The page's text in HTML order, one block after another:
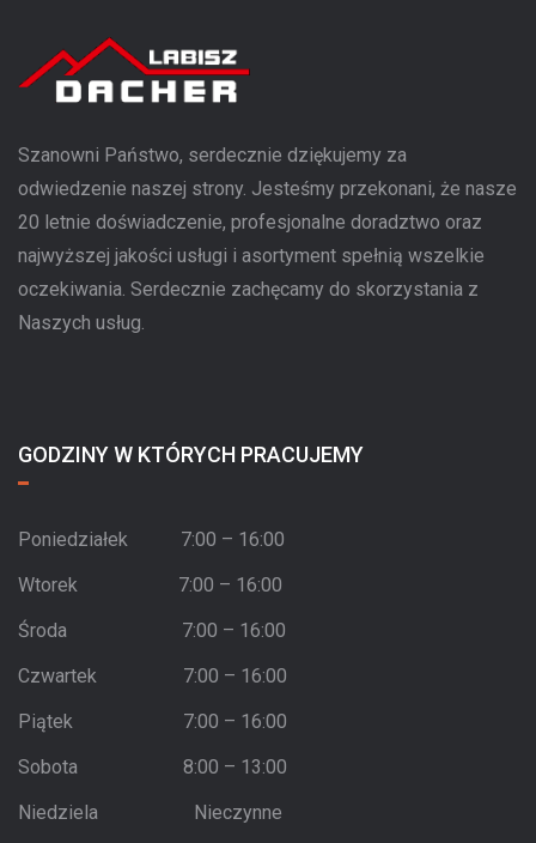
Szanowni Państwo, serdecznie dziękujemy za
odwiedzenie naszej strony. Jesteśmy przekonani, że nasze
20 letnie doświadczenie, profesjonalne doradztwo oraz
najwyższej jakości usługi i asortyment spełnią wszelkie
oczekiwania. Serdecznie zachęcamy do skorzystania z
Naszych usług.
GODZINY W KTÓRYCH PRACUJEMY
Poniedziałek 7:00 – 16:00
Wtorek 7:00 – 16:00
Środa 7:00 – 16:00
Czwartek 7:00 – 16:00
Piątek 7:00 – 16:00
Sobota 8:00 – 13:00
Niedziela Nieczynne